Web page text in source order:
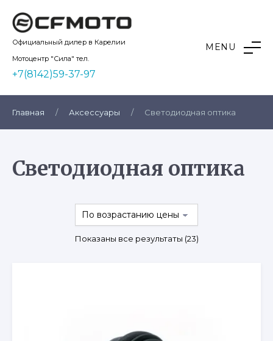
content
Kvadro10
Официальный дилер в Карелии
Мотоцентр "Сила" тел.
+7(8142)59-37-97
MENU
Главная / Аксессуары / Светодиодная оптика
Светодиодная оптика
Показаны все результаты (23)Цены: